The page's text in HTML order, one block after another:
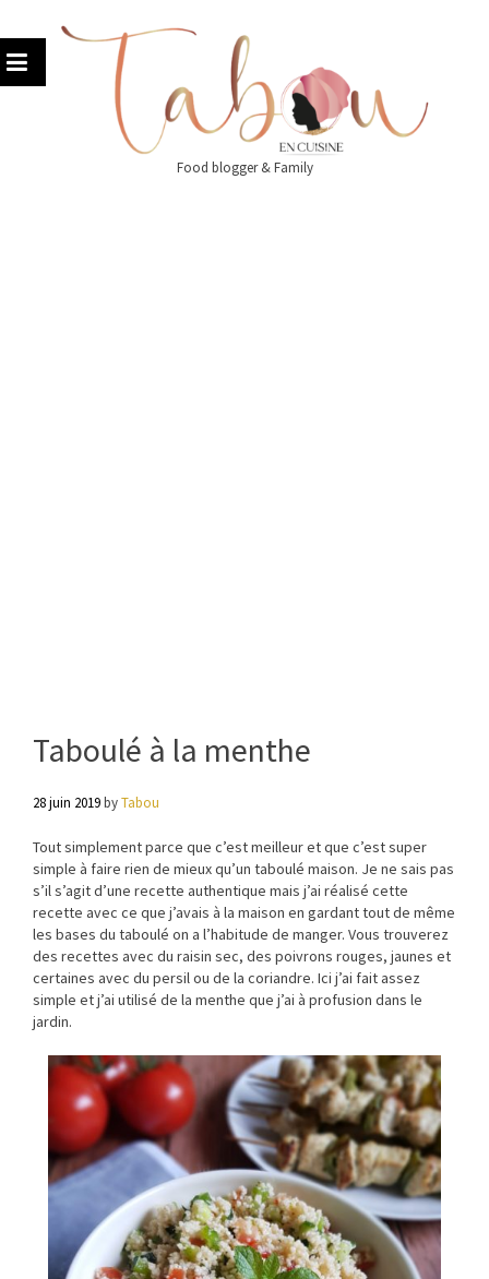
to
content
Food blogger & Family
Taboulé à la menthe
28 juin 2019byTabou
Tout simplement parce que c’est meilleur et que c’est super
simple à faire rien de mieux qu’un taboulé maison. Je ne sais pas
s’il s’agit d’une recette authentique mais j’ai réalisé cette
recette avec ce que j’avais à la maison en gardant tout de même
les bases du taboulé on a l’habitude de manger. Vous trouverez
des recettes avec du raisin sec, des poivrons rouges, jaunes et
certaines avec du persil ou de la coriandre. Ici j’ai fait assez
simple et j’ai utilisé de la menthe que j’ai à profusion dans le
jardin.